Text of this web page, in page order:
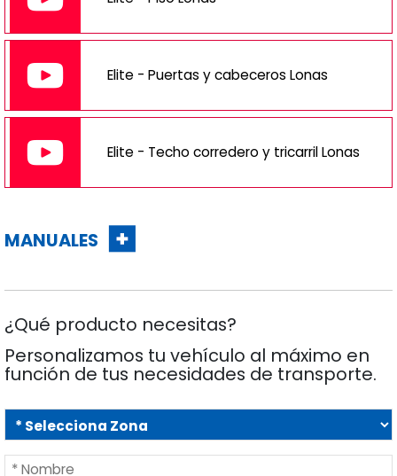
¿Qué producto necesitas?
Personalizamos tu vehículo al máximo en
función de tus necesidades de transporte.